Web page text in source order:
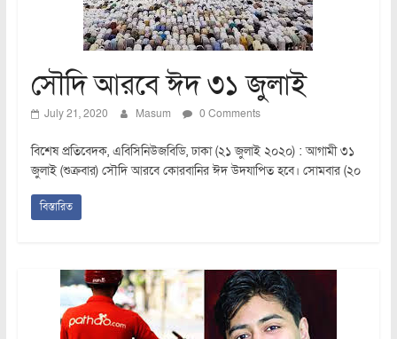
সৌদি আরবে ঈদ ৩১ জুলাই
July 21, 2020 Masum 0 Comments
বিশেষ প্রতিবেদক, এবিসিনিউজবিডি, ঢাকা (২১ জুলাই ২০২০) : আগামী ৩১
জুলাই (শুক্রবার) সৌদি আরবে কোরবানির ঈদ উদযাপিত হবে। সোমবার (২০
বিস্তারিত